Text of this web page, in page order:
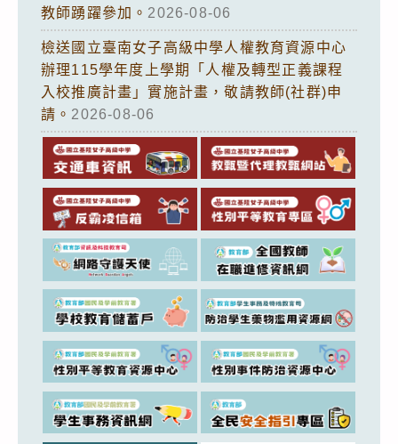
教師踴躍參加。 2026-08-06
檢送國立臺南女子高級中學人權教育資源中心
辦理115學年度上學期「人權及轉型正義課程
入校推廣計畫」實施計畫，敬請教師(社群)申
請。 2026-08-06